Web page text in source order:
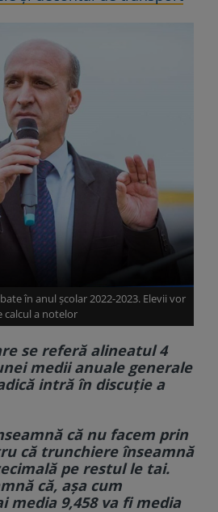
în anul școlar 2022-2023. Elevii vor
calcul a notelor
se referă alineatul 4
medii anuale generale
intră în discuție a
că nu facem prin
că trunchiere înseamnă
pe restul le tai.
că, așa cum
media 9,458 va fi media